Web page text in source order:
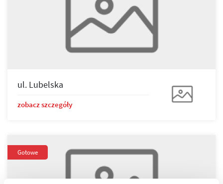
ul. Lubelska
zobacz szczegóły
Gotowe